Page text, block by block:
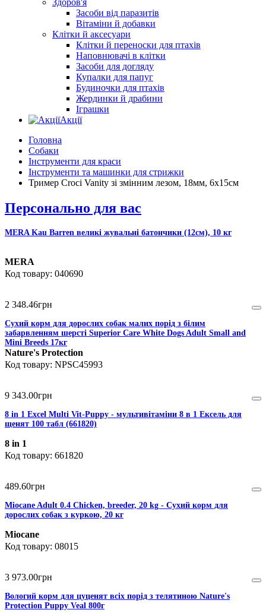
Здоров'я
Засоби від паразитів
Вітаміни й добавки
Клітки й аксесуари
Клітки й переноски для птахів
Наповнювачі в клітки
Засоби для догляду
Купалки для папуг
Будиночки для птахів
Жердинки й драбини
Іграшки
Акції
Головна
Собаки
Інструменти для краси
Інструменти та машинки для стрижки
Тример Croci Vanity зі змінним лезом, 18мм, 6х15см
Персонально для вас
MERA Kau Barren великі жувальні батончики (12см), 10 кг
MERA
040690
2 348.46грн
Сухий корм для дорослих собак малих порід з білим
забарвленням шерсті Superior Care White Dogs Adult Small and
Mini Breeds 17кг
Nature's Protection
NPSC45993
9 343.00грн
8 in 1 Excel Multi Vit-Puppy - мультивітаміни 8 в 1 Ексель для
щенят 100 табл (661820)
8 in 1
661820
489.60грн
Miocane Adult 0.4 Chicken, breeder, 20 kg - Сухий корм для
дорослих собак з куркою, 20 кг
Miocane
08015
3 973.00грн
Вологий корм для цуценят всіх порід з телятиною Nature's
Protection Puppy Veal 800г